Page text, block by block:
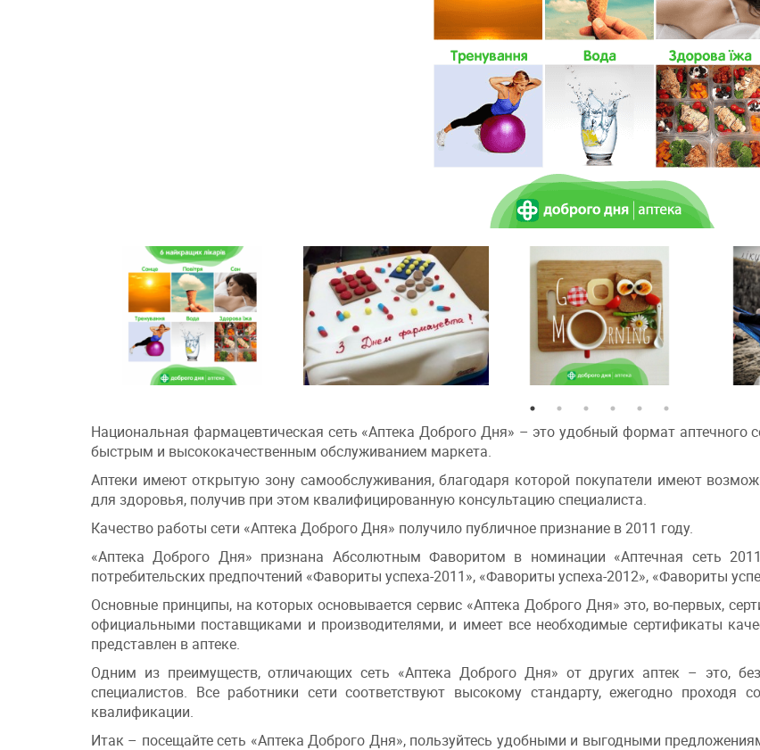
Национальная фармацевтическая сеть «Аптека Доброго Дня» – это удобный формат аптечного
быстрым и высококачественным обслуживанием маркета.
Аптеки имеют открытую зону самообслуживания, благодаря которой покупатели имеют
для здоровья, получив при этом квалифицированную консультацию специалиста.
Качество работы сети «Аптека Доброго Дня» получило публичное признание в 2011 году.
«Аптека Доброго Дня» признана Абсолютным Фаворитом в номинации «Аптечная сеть
потребительских предпочтений «Фавориты успеха-2011», «Фавориты успеха-2012», «Фавориты
Основные принципы, на которых основывается сервис «Аптека Доброго Дня» это, во-первых,
официальными поставщиками и производителями, и имеет все необходимые сертификаты
представлен в аптеке.
Одним из преимуществ, отличающих сеть «Аптека Доброго Дня» от других аптек – это,
специалистов. Все работники сети соответствуют высокому стандарту, ежегодно
квалификации.
Итак – посещайте сеть «Аптека Доброго Дня», пользуйтесь удобными и выгодными